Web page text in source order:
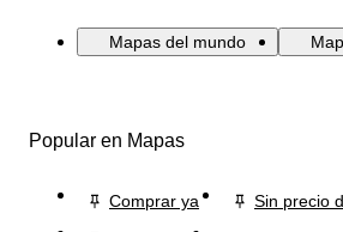
Mapas del mundo
Popular en Mapas
Comprar ya
Sin precio